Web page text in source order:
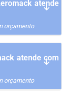
atende
orçamento
atende com
orçamento